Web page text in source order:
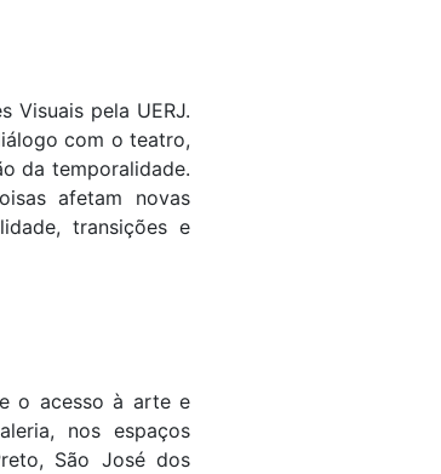
Visuais pela UERJ.
com o teatro,
da temporalidade.
afetam novas
transições e
o acesso à arte e
nos espaços
São José dos